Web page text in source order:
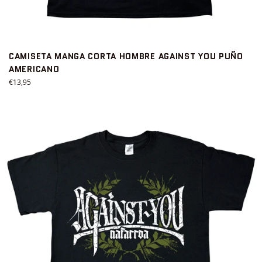
CAMISETA MANGA CORTA HOMBRE AGAINST YOU PUÑO
AMERICANO
Precio
€13,95